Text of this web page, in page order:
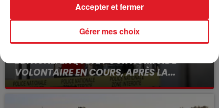
BÉTHUNE: ENQUÊTE POUR HOMICIDE
VOLONTAIRE EN COURS, APRÈS LA...
Selon les premiers éléments, le logement servait
Gérer mes choix
Accepter et fermer